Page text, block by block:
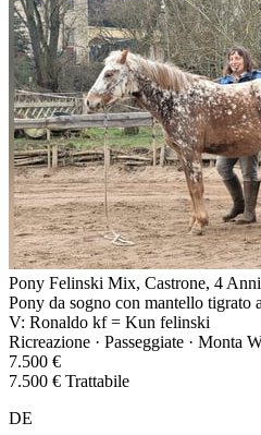
Pony Felinski Mix, Castrone, 4
Pony da sogno con mantello tigrato
V: Ronaldo kf = Kun felinski
Ricreazione · Passeggiate · Monta
7.500 €
7.500 € Trattabile
DE